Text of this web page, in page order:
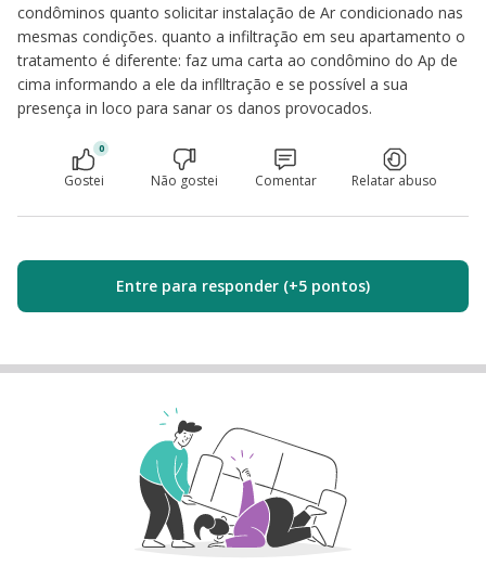
condôminos quanto solicitar instalação de Ar condicionado nas
mesmas condições. quanto a infiltração em seu apartamento o
tratamento é diferente: faz uma carta ao condômino do Ap de
cima informando a ele da inflltração e se possível a sua
presença in loco para sanar os danos provocados.
0
Gostei Não gostei Comentar Relatar abuso
Entre para responder (+5 pontos)